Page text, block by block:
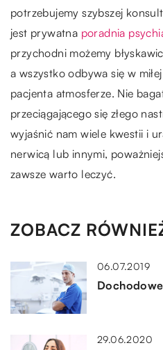
potrzebujemy szybszej
jest prywatna poradnia
przychodni możemy
a wszystko odbywa się w
pacjenta atmosferze. Nie
przeciągającego się złego
wyjaśnić nam wiele kwestii i
nerwicą lub innymi,
zawsze warto leczyć.
ZOBACZ
06.07.2019
29.06.2020